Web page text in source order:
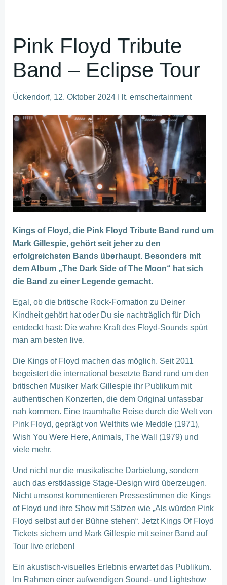
Pink Floyd Tribute
Band – Eclipse Tour
Ückendorf, 12. Oktober 2024 I lt. emschertainment
Kings of Floyd, die Pink Floyd Tribute Band rund um
Mark Gillespie, gehört seit jeher zu den
erfolgreichsten Bands überhaupt. Besonders mit
dem Album „The Dark Side of The Moon“ hat sich
die Band zu einer Legende gemacht.
Egal, ob die britische Rock-Formation zu Deiner
Kindheit gehört hat oder Du sie nachträglich für Dich
entdeckt hast: Die wahre Kraft des Floyd-Sounds spürt
man am besten live.
Die Kings of Floyd machen das möglich. Seit 2011
begeistert die international besetzte Band rund um den
britischen Musiker Mark Gillespie ihr Publikum mit
authentischen Konzerten, die dem Original unfassbar
nah kommen. Eine traumhafte Reise durch die Welt von
Pink Floyd, geprägt von Welthits wie Meddle (1971),
Wish You Were Here, Animals, The Wall (1979) und
viele mehr.
Und nicht nur die musikalische Darbietung, sondern
auch das erstklassige Stage-Design wird überzeugen.
Nicht umsonst kommentieren Pressestimmen die Kings
of Floyd und ihre Show mit Sätzen wie „Als würden Pink
Floyd selbst auf der Bühne stehen“. Jetzt Kings Of Floyd
Tickets sichern und Mark Gillespie mit seiner Band auf
Tour live erleben!
Ein akustisch-visuelles Erlebnis erwartet das Publikum.
Im Rahmen einer aufwendigen Sound- und Lightshow